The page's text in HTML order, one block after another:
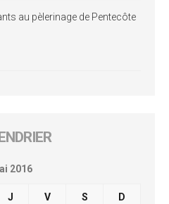
au pèlerinage de Pentecôte
2016
J V S D